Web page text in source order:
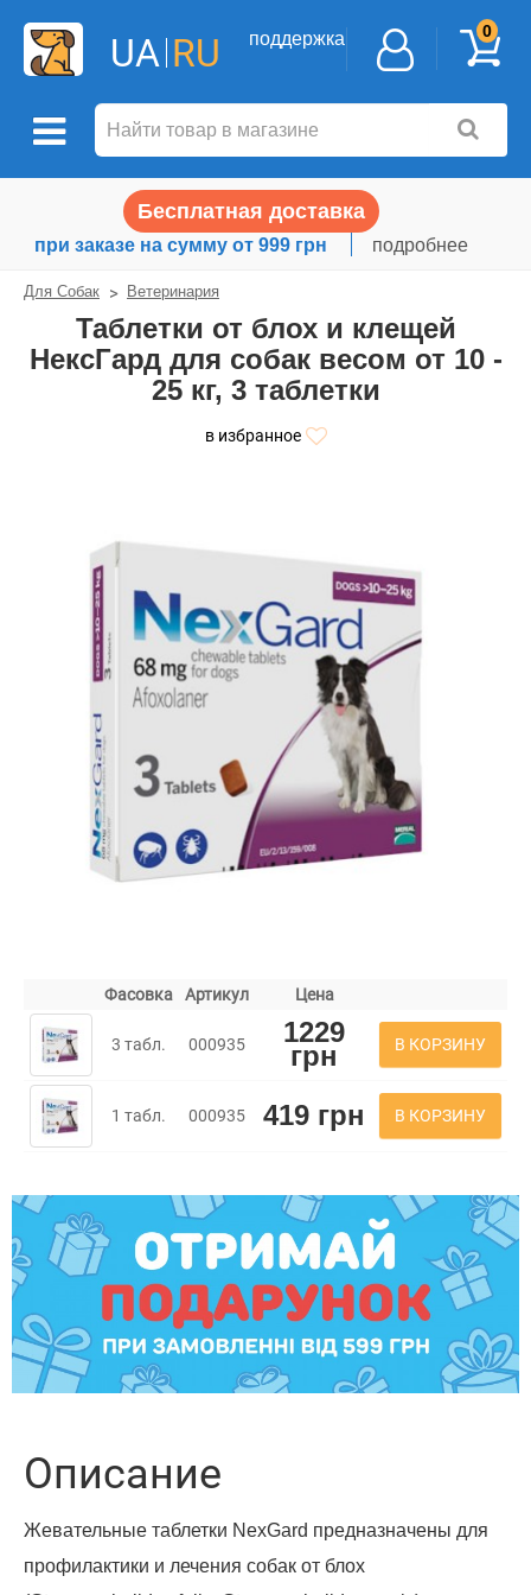
UA RU поддержка 0
Бесплатная доставка
при заказе на сумму от 999 грн подробнее
Для Собак Ветеринария
Таблетки от блох и клещей
НексГард для собак весом от 10 -
25 кг, 3 таблетки
в избранное
Фасовка Артикул Цена
3 табл. 000935 1229
грн В КОРЗИНУ
1 табл. 000935 419 грн В КОРЗИНУ
Описание
Жевательные таблетки NexGard предназначены для
профилактики и лечения собак от блох